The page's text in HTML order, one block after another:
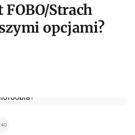
FOBO/Strach
opcjami?